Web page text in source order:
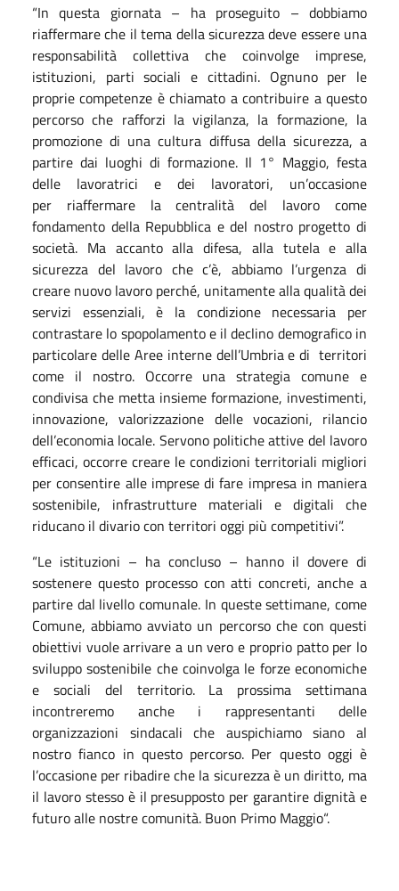
“In questa giornata – ha proseguito – dobbiamo
riaffermare che il tema della sicurezza deve essere una
responsabilità collettiva che coinvolge imprese,
istituzioni, parti sociali e cittadini. Ognuno per le
proprie competenze è chiamato a contribuire a questo
percorso che rafforzi la vigilanza, la formazione, la
promozione di una cultura diffusa della sicurezza, a
partire dai luoghi di formazione. Il 1° Maggio, festa
delle lavoratrici e dei lavoratori, un’occasione
per riaffermare la centralità del lavoro come
fondamento della Repubblica e del nostro progetto di
società. Ma accanto alla difesa, alla tutela e alla
sicurezza del lavoro che c’è, abbiamo l’urgenza di
creare nuovo lavoro perché, unitamente alla qualità dei
servizi essenziali, è la condizione necessaria per
contrastare lo spopolamento e il declino demografico in
particolare delle Aree interne dell’Umbria e di territori
come il nostro. Occorre una strategia comune e
condivisa che metta insieme formazione, investimenti,
innovazione, valorizzazione delle vocazioni, rilancio
dell’economia locale. Servono politiche attive del lavoro
efficaci, occorre creare le condizioni territoriali migliori
per consentire alle imprese di fare impresa in maniera
sostenibile, infrastrutture materiali e digitali che
riducano il divario con territori oggi più competitivi”.
“Le istituzioni – ha concluso – hanno il dovere di
sostenere questo processo con atti concreti, anche a
partire dal livello comunale. In queste settimane, come
Comune, abbiamo avviato un percorso che con questi
obiettivi vuole arrivare a un vero e proprio patto per lo
sviluppo sostenibile che coinvolga le forze economiche
e sociali del territorio. La prossima settimana
incontreremo anche i rappresentanti delle
organizzazioni sindacali che auspichiamo siano al
nostro fianco in questo percorso. Per questo oggi è
l’occasione per ribadire che la sicurezza è un diritto, ma
il lavoro stesso è il presupposto per garantire dignità e
futuro alle nostre comunità. Buon Primo Maggio“.